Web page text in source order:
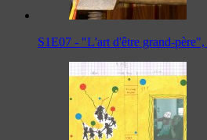
S1E07 - "L'art d'être grand-